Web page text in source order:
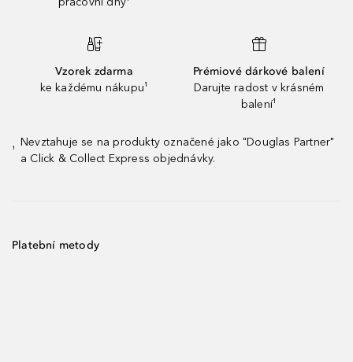
Vzorek zdarma
ke každému nákupu¹
Prémiové dárkové balení
Darujte radost v krásném
balení¹
¹
Nevztahuje se na produkty označené jako "Douglas Partner"
a Click & Collect Express objednávky.
Platební metody